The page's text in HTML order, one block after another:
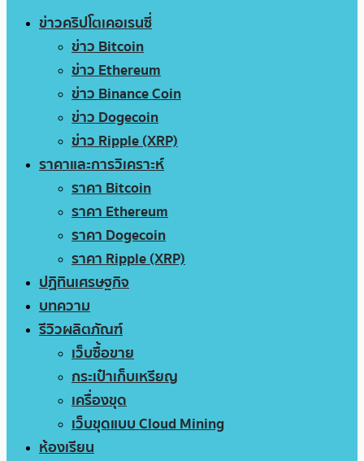
ข่าวคริปโตเคอเรนซี่
ข่าว Bitcoin
ข่าว Ethereum
ข่าว Binance Coin
ข่าว Dogecoin
ข่าว Ripple (XRP)
ราคาและการวิเคราะห์
ราคา Bitcoin
ราคา Ethereum
ราคา Dogecoin
ราคา Ripple (XRP)
ปฏิทินเศรษฐกิจ
บทความ
รีวิวผลิตภัณฑ์
เว็บซื้อขาย
กระเป๋าเก็บเหรียญ
เครื่องขุด
เว็บขุดแบบ Cloud Mining
ห้องเรียน